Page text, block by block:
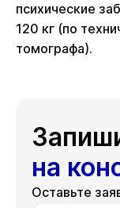
психические
120 кг (по
томографа).
на
Оставьте